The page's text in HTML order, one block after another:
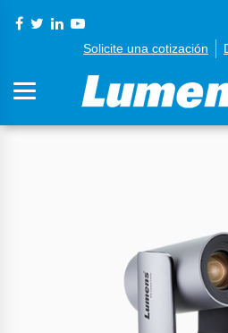
Solicite una cotización